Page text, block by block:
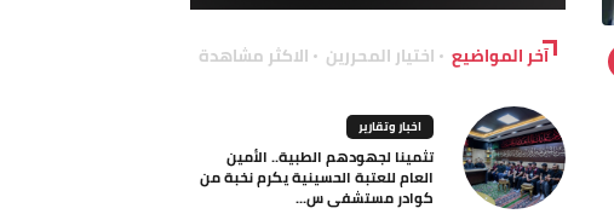
آخر المواضيع اختيار المحررين الاكثر مشاهدة
اخبار وتقارير
تثمينا لجهودهم الطبية.. الأمين
العام للعتبة الحسينية يكرم نخبة من
كوادر مستشفى س...